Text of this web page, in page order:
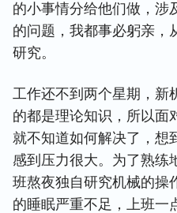
的小事情分给他们做，涉
的问题，我都事必躬亲，
研究。
工作还不到两个星期，新
的都是理论知识，所以面
就不知道如何解决了，想
感到压力很大。为了熟练
班熬夜独自研究机械的操
的睡眠严重不足，上班一